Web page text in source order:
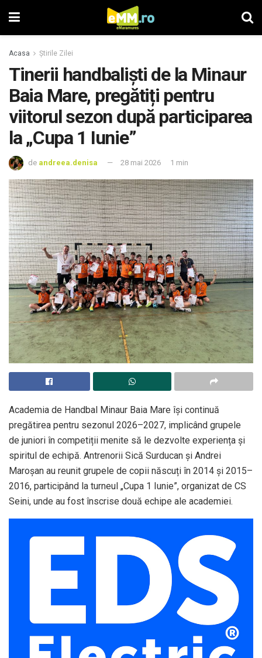
Acasa Știrile Zilei
Tinerii handbaliști de la Minaur
Baia Mare, pregătiți pentru
viitorul sezon după participarea
la „Cupa 1 Iunie”
de andreea.denisa 28 mai 2026 1 min
Academia de Handbal Minaur Baia Mare își continuă
pregătirea pentru sezonul 2026–2027, implicând grupele
de juniori în competiții menite să le dezvolte experiența și
spiritul de echipă. Antrenorii Sică Surducan și Andrei
Maroșan au reunit grupele de copii născuți în 2014 și 2015–
2016, participând la turneul „Cupa 1 Iunie”, organizat de CS
Seini, unde au fost înscrise două echipe ale academiei.